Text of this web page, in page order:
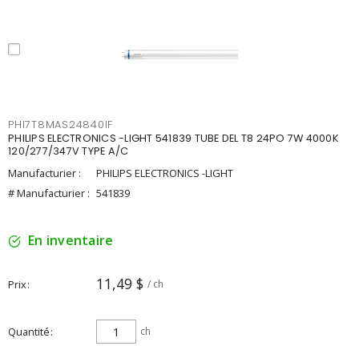
PHI7T8MAS24840IF
PHILIPS ELECTRONICS -LIGHT 541839 TUBE DEL T8 24PO 7W 4000K
120/277/347V TYPE A/C
Manufacturier :
PHILIPS ELECTRONICS -LIGHT
# Manufacturier : 541839
En inventaire
Prix 11,49 $ / ch
Quantité ch